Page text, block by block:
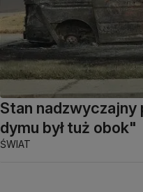
Stan nadzwyczajny
dymu był tuż obok"
ŚWIAT